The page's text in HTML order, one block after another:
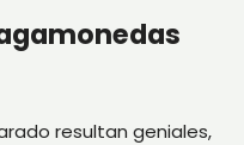
resultan geniales,